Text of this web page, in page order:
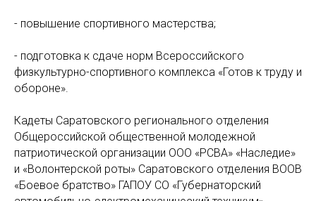
- повышение спортивного мастерства;
- подготовка к сдаче норм Всероссийского
физкультурно-спортивного комплекса «Готов к труду и
обороне».
Кадеты Саратовского регионального отделения
Общероссийской общественной молодежной
патриотической организации ООО «РСВА» «Наследие»
и «Волонтерской роты» Саратовского отделения ВООВ
«Боевое братство» ГАПОУ СО «Губернаторский